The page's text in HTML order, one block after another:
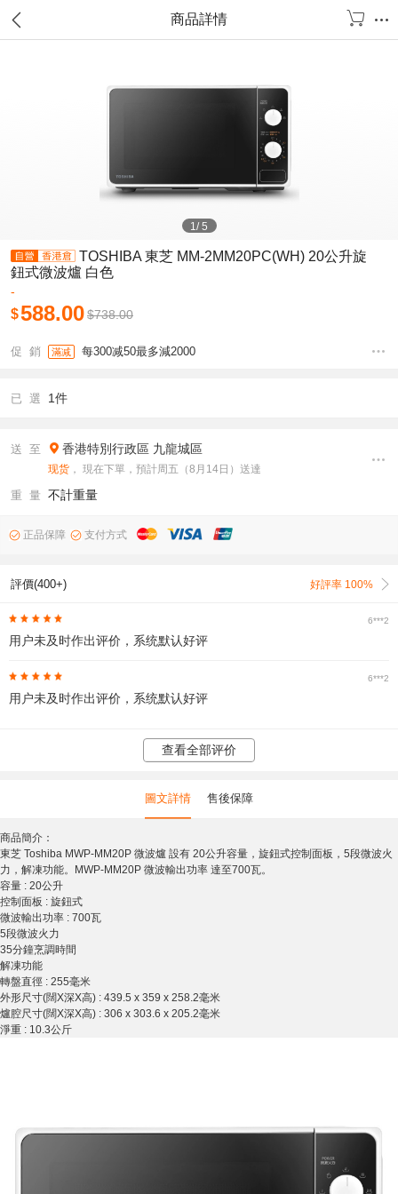
商品詳情
1/5
TOSHIBA 東芝 MM-2MM20PC(WH) 20公升旋
鈕式微波爐 白色
-
$588.00$738.00
促 銷 滿减 每300减50最多減2000
已 選 1件
送 至 香港特別行政區 九龍城區
现货 ， 現在下單，預計周五（8月14日）送達
重 量 不計重量
正品保障 支付方式
評價(400+) 好評率 100%
6***2
用户未及时作出评价，系统默认好评
6***2
用户未及时作出评价，系统默认好评
查看全部评价
圖文詳情 售後保障
商品簡介：
東芝 Toshiba MWP-MM20P 微波爐 設有 20公升容量，旋鈕式控制面板，5段微波火
力，解凍功能。MWP-MM20P 微波輸出功率 達至700瓦。
容量 : 20公升
控制面板 : 旋鈕式
微波輸出功率 : 700瓦
5段微波火力
35分鐘烹調時間
解凍功能
轉盤直徑 : 255毫米
外形尺寸(闊X深X高) : 439.5 x 359 x 258.2毫米
爐腔尺寸(闊X深X高) : 306 x 303.6 x 205.2毫米
淨重 : 10.3公斤